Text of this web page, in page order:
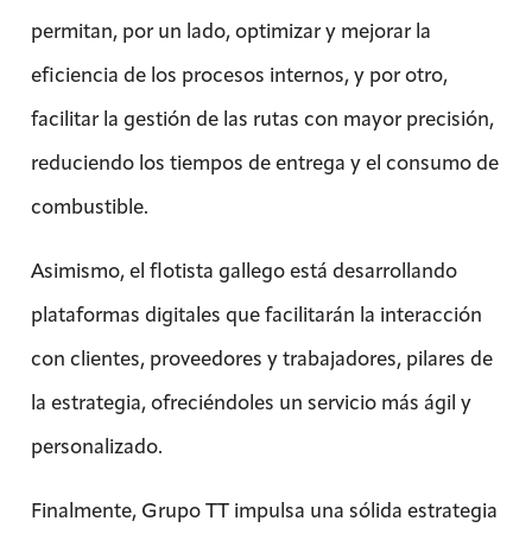
permitan, por un lado, optimizar y mejorar la
eficiencia de los procesos internos, y por otro,
facilitar la gestión de las rutas con mayor precisión,
reduciendo los tiempos de entrega y el consumo de
combustible.
Asimismo, el flotista gallego está desarrollando
plataformas digitales que facilitarán la interacción
con clientes, proveedores y trabajadores, pilares de
la estrategia, ofreciéndoles un servicio más ágil y
personalizado.
Finalmente, Grupo TT impulsa una sólida estrategia